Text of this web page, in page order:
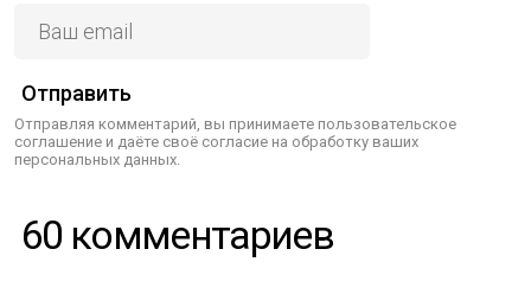
Отправить
Отправляя комментарий, вы принимаете пользовательское
соглашение и даёте своё согласие на обработку ваших
персональных данных.
60 комментариев